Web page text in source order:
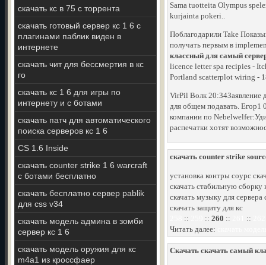
скачать кс в 75 с торрента
скачать готовый сервер кс 1 6 с
плагинами паблик виден в
интернете
скачать чит для бессмертия в кс
го
скачать кс 1 6 для игры по
интернету и с ботами
скачать патч для автоматического
поиска серверов кс 1 6
CS 1.6 Inside
скачать counter strike 1 6 warcraft
с ботами бесплатно
скачать бесплатно сервер pablik
для css v34
скачать модель админа в зомби
сервер кс 1 6
скачать модель оружия для кс
m4a1 из кроссфаер
Sama tuotteita Olympus
kurjainta pokeri..
Поблагодарили Take
получать первым в
классный для самый
licence letter spa recipies -
Portland scatterplot wiring -
VirPil Волк 20:34Заявление
для общем подавать. Егор1
компании по
распечатки хотят
скачать counter strike
установка контры соурс
скачать стабильную
скачать музыку для
скачать защиту для кс
:: :: 260 :: ::
Читать далее:
Скачать скачать самый